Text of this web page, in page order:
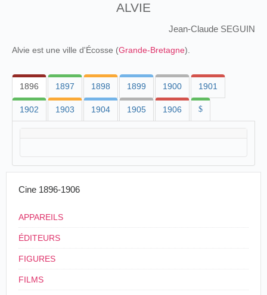
ALVIE
Jean-Claude SEGUIN
Alvie est une ville d'Écosse (Grande-Bretagne).
1896 1897 1898 1899 1900 1901
1902 1903 1904 1905 1906 $
Cine 1896-1906
APPAREILS
ÉDITEURS
FIGURES
FILMS